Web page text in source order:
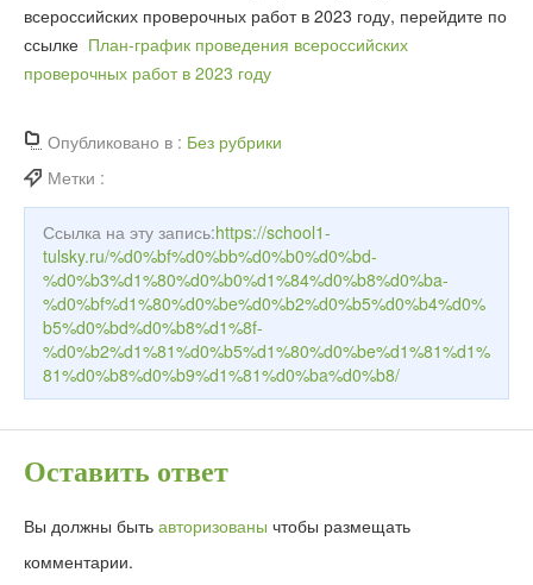
всероссийских проверочных работ в 2023 году, перейдите по
ссылке План-график проведения всероссийских
проверочных работ в 2023 году
Опубликовано в : Без рубрики
Метки :
Ссылка на эту запись:https://school1-
tulsky.ru/%d0%bf%d0%bb%d0%b0%d0%bd-
%d0%b3%d1%80%d0%b0%d1%84%d0%b8%d0%ba-
%d0%bf%d1%80%d0%be%d0%b2%d0%b5%d0%b4%d0%
b5%d0%bd%d0%b8%d1%8f-
%d0%b2%d1%81%d0%b5%d1%80%d0%be%d1%81%d1%
81%d0%b8%d0%b9%d1%81%d0%ba%d0%b8/
Оставить ответ
Вы должны быть авторизованы чтобы размещать
комментарии.